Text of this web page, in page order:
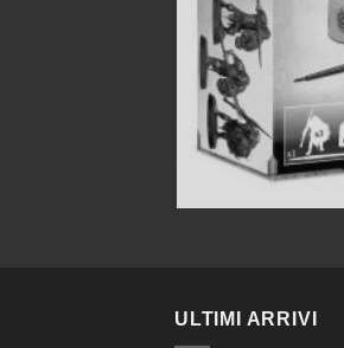
ULTIMI ARRIVI